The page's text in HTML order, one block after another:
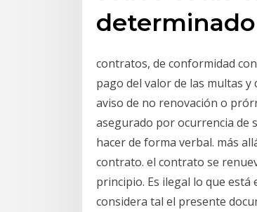
contratos, de conformidad
pago del valor de las multas
aviso de no renovación o
asegurado por ocurrencia de
hacer de forma verbal. más
contrato. el contrato se
principio. Es ilegal lo que está
considera tal el presente